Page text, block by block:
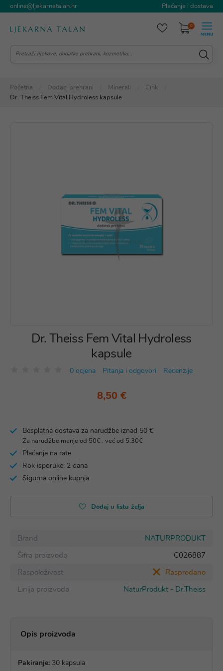
online@ljekarnatalan.hr Plaćanje i dostava
0
Početna Dodaci prehrani Minerali
Cink
Dr. Theiss Fem Vital Hydroless kapsule
Dr. Theiss Fem Vital Hydroless
kapsule
0 ocjena Pitanja i odgovori Recenzije
8,50 €
Besplatna dostava za narudžbe iznad 50 €
Za narudžbe manje od 50€ : već od 5,30€
Plaćanje na rate
Rok isporuke: 2 dana
Sigurna online kupnja
Dodaj u listu želja
Brand
NATURPRODUKT
Šifra proizvoda
C026887
Raspoloživost
Rasprodano
Linija proizvoda
NaturProdukt - Dr.Theiss
Opis proizvoda
Pakiranje: 30 kapsula